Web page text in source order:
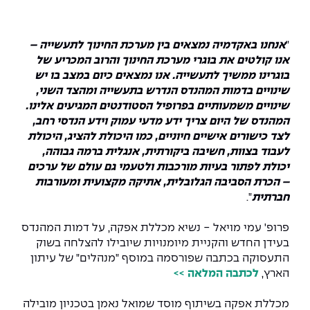
"אנחנו באקדמיה נמצאים בין מערכת החינוך לתעשייה –
אנו קולטים את בוגרי מערכת החינוך והרוב המכריע של
בוגרינו ממשיך לתעשייה. אנו נמצאים כיום במצב בו יש
שינויים בדמות המהנדס הנדרש בתעשייה ומהצד השני,
שינויים משמעותיים בפרופיל הסטודנטים המגיעים אלינו.
המהנדס של היום צריך ידע מדעי עמוק וידע הנדסי רחב,
לצד כישורים אישיים חיוניים, כמו היכולת להציג, היכולת
לעבוד בצוות, חשיבה ביקורתית, אנגלית ברמה גבוהה,
יכולת לפתור בעיות מורכבות ולטעמי גם עולם של ערכים
– הכרת הסביבה הגלובלית, אתיקה מקצועית ומעורבות
חברתית".
פרופ' עמי מויאל - נשיא מכללת אפקה, על דמות המהנדס
בעידן החדש והקניית מיומנויות שיובילו להצלחה בשוק
התעסוקה בכתבה שפורסמה במוסף "מנהלים" של עיתון
הארץ, לכתבה המלאה >>
מכללת אפקה בשיתוף מוסד שמואל נאמן בטכניון מובילה
נהלים, תקנונים וחקיקה
הוגנות מגדרית
הצהרת נגישות
לעבוד באפקה
לוח שנה אקדמי
צור קשר
חדשות אפקה
כתבות
דו-חוגי בהנדסה ומדעים
תואר שני בהנדסה
הנדסת אנרגיה והספק
הנדסה וניהול
הנדסת מערכות
הנדסה רפואית
מערכות תבוניות AI
דקאנט הסטודנטים
מרכז קריירה
מעבדות
ספרייה
אגודת הסטודנטים
מעטפת תמיכה למשרתות ולמשרתים
מעטפת חוסן
עתודה אקדמית
מסלול ישיר לתואר ראשון
מידע למועמד תואר שני
הרשמה און ליין
שאלות ותשובות
מלגות ע״ב נתוני קבלה
תנאי קבלה - הנדסה
המרכז לאנרגיה מתחדשת ובת קיימא
המרכז למחקר יישומי בעיבוד שפה וקול
המרכז להנדסת חומרים ותהליכים
מרכז ICSGen.AI
Skills & Tech
כנסי פיתוח הון אנושי לאומי בהנדסה
כנס עיבוד דיבור